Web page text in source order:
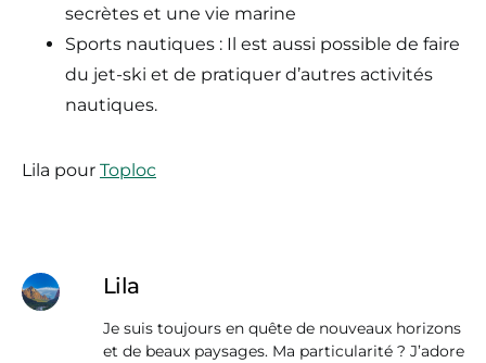
secrètes et une vie marine
Sports nautiques : Il est aussi possible de faire
du jet-ski et de pratiquer d’autres activités
nautiques.
Lila pour Toploc
Lila
Je suis toujours en quête de nouveaux horizons
et de beaux paysages. Ma particularité ? J’adore